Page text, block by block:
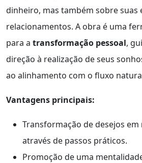
dinheiro, mas também sobre suas
relacionamentos. A obra é uma
para a transformação pessoal,
direção à realização de seus
ao alinhamento com o fluxo
Vantagens principais:
Transformação de desejos
através de passos práticos.
Promoção de uma